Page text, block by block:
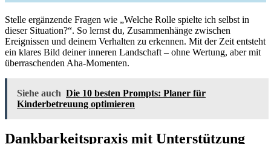
Stelle ergänzende Fragen wie „Welche Rolle spielte ich selbst in
dieser Situation?“. So lernst du, Zusammenhänge zwischen
Ereignissen und deinem Verhalten zu erkennen. Mit der Zeit entsteht
ein klares Bild deiner inneren Landschaft – ohne Wertung, aber mit
überraschenden Aha-Momenten.
Siehe auch Die 10 besten Prompts: Planer für
Kinderbetreuung optimieren
Dankbarkeitspraxis mit Unterstützung